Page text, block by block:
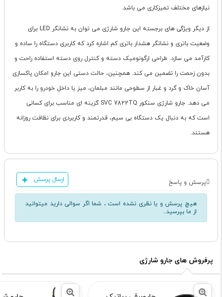
نیازهای مختلف تمیزکاری می باشد.
از دیگر ویژگی های برجسته این جارو شارژی می توان به نشانگر LED برای
وضعیت باتری و نشانگر هشدار باتری کم اشاره کرد که کاربری دستگاه را ساده و
کارآمد می سازد. طراحی ارگونومیک دسته و کنترل روی دسته استفاده راحت و
بدون زحمت را تضمین می کند. همچنین، حالت دستی این جارو امکان پاکسازی
آسان خاک و گرد و غبار از سطوحی مانند مبلمان، میز یا داخل خودرو را به کاربر
می دهد. جارو شارژی سنکور SVC 7822TQ گزینه ای مناسب برای کسانی
است که به دنبال یک دستگاه بی سیم، قدرتمند و کاربردی برای نظافت روزانه
هستند.
پرسش و پاسخ ارسال پرسش
هیچ پرسش و یا نظری نشده است ، شما اگر سوالی دارید میتوانید
از ما بپرسید..
پرفروش های جارو شارژی